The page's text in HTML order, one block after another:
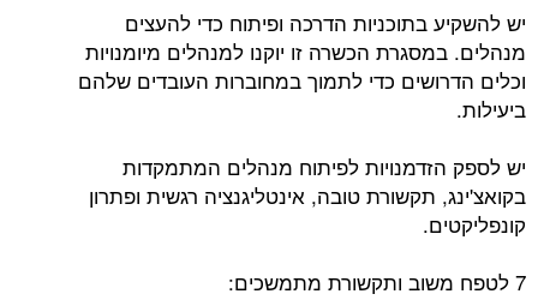
יש להשקיע בתוכניות הדרכה ופיתוח כדי להעצים
מנהלים. במסגרת הכשרה זו יוקנו למנהלים מיומנויות
וכלים הדרושים כדי לתמוך במחוברות העובדים שלהם
ביעילות.
יש לספק הזדמנויות לפיתוח מנהלים המתמקדות
בקואצ'ינג, תקשורת טובה, אינטליגנציה רגשית ופתרון
קונפליקטים.
7 לטפח משוב ותקשורת מתמשכים: